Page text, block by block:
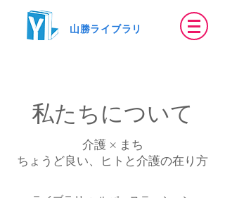
​山勝ライブラリ
私たちについて
介護 × まち
​ちょうど良い、ヒトと介護の在り方